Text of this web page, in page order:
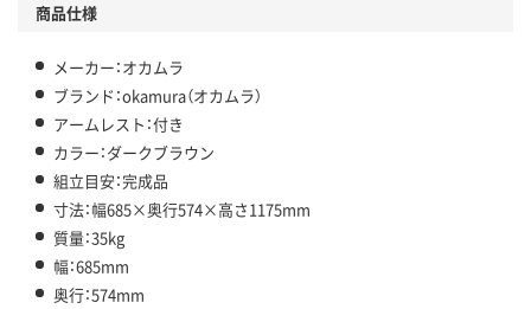
商品仕様
メーカー：オカムラ
ブランド：okamura（オカムラ）
アームレスト：付き
カラー：ダークブラウン
組立目安：完成品
寸法：幅685×奥行574×高さ1175mm
質量：35kg
幅：685mm
奥行：574mm